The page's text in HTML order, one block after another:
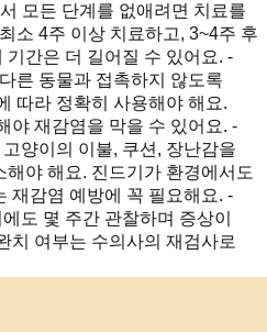
모든 단계를 없애려면 치료를
소 4주 이상 치료하고, 3~4주 후
간은 더 길어질 수 있어요. -
른 동물과 접촉하지 않도록
따라 정확히 사용해야 해요.
야 재감염을 막을 수 있어요. -
양이의 이불, 쿠션, 장난감을
야 해요. 진드기가 환경에서도
재감염 예방에 꼭 필요해요. -
도 몇 주간 관찰하며 증상이
치 여부는 수의사의 재검사로